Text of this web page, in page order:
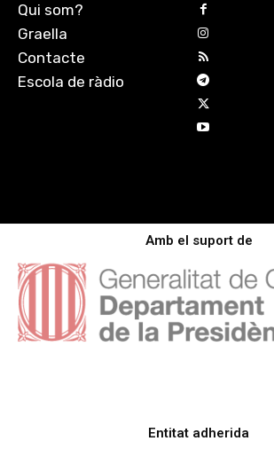
Qui som?
Graella
Contacte
Escola de ràdio
Amb el suport de
Entitat adherida